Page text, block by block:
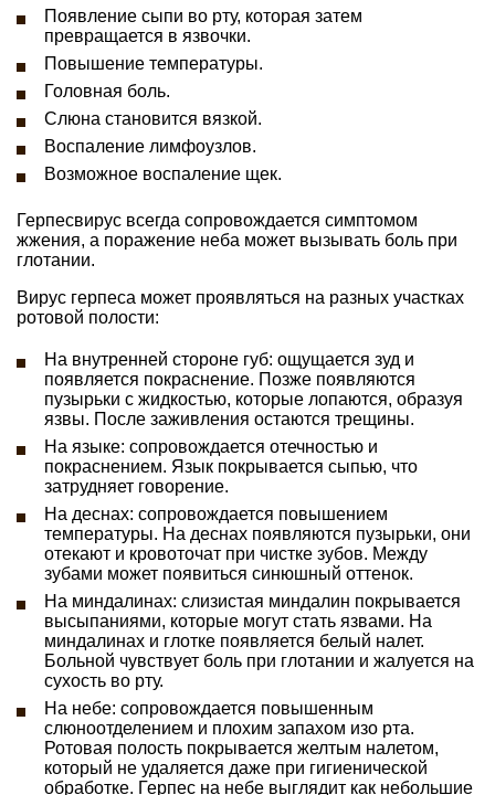
Появление сыпи во рту, которая затем
превращается в язвочки.
Повышение температуры.
Головная боль.
Слюна становится вязкой.
Воспаление лимфоузлов.
Возможное воспаление щек.
Герпесвирус всегда сопровождается симптомом
жжения, а поражение неба может вызывать боль при
глотании.
Вирус герпеса может проявляться на разных участках
ротовой полости:
На внутренней стороне губ: ощущается зуд и
появляется покраснение. Позже появляются
пузырьки с жидкостью, которые лопаются, образуя
язвы. После заживления остаются трещины.
На языке: сопровождается отечностью и
покраснением. Язык покрывается сыпью, что
затрудняет говорение.
На деснах: сопровождается повышением
температуры. На деснах появляются пузырьки, они
отекают и кровоточат при чистке зубов. Между
зубами может появиться синюшный оттенок.
На миндалинах: слизистая миндалин покрывается
высыпаниями, которые могут стать язвами. На
миндалинах и глотке появляется белый налет.
Больной чувствует боль при глотании и жалуется на
сухость во рту.
На небе: сопровождается повышенным
слюноотделением и плохим запахом изо рта.
Ротовая полость покрывается желтым налетом,
который не удаляется даже при гигиенической
обработке. Герпес на небе выглядит как небольшие